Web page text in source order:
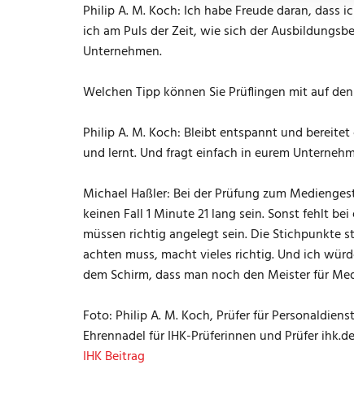
Philip A. M. Koch: Ich habe Freude daran,
ich am Puls der Zeit, wie sich der
Unternehmen.
Welchen Tipp können Sie Prüflingen mit auf
Philip A. M. Koch: Bleibt entspannt und
und lernt. Und fragt einfach in eurem
Michael Haßler: Bei der Prüfung zum
keinen Fall 1 Minute 21 lang sein. Sonst fehlt
müssen richtig angelegt sein. Die Stichpunkte
achten muss, macht vieles richtig. Und ich
dem Schirm, dass man noch den Meister für
Foto: Philip A. M. Koch, Prüfer für
Ehrennadel für IHK-Prüferinnen und Prüfer
IHK Beitrag